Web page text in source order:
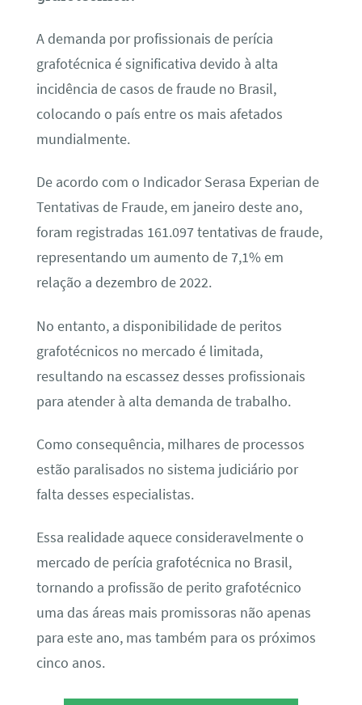
A demanda por profissionais de perícia
grafotécnica é significativa devido à alta
incidência de casos de fraude no Brasil,
colocando o país entre os mais afetados
mundialmente.
De acordo com o Indicador Serasa Experian de
Tentativas de Fraude, em janeiro deste ano,
foram registradas 161.097 tentativas de fraude,
representando um aumento de 7,1% em
relação a dezembro de 2022.
No entanto, a disponibilidade de peritos
grafotécnicos no mercado é limitada,
resultando na escassez desses profissionais
para atender à alta demanda de trabalho.
Como consequência, milhares de processos
estão paralisados no sistema judiciário por
falta desses especialistas.
Essa realidade aquece consideravelmente o
mercado de perícia grafotécnica no Brasil,
tornando a profissão de perito grafotécnico
uma das áreas mais promissoras não apenas
para este ano, mas também para os próximos
cinco anos.